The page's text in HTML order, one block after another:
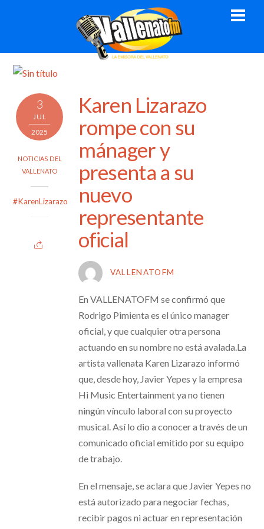
3
JUL
2025
NOTICIAS DEL
VALLENATO
#KarenLizarazo
Karen Lizarazo
rompe con su
mánager y
presenta a su
nuevo
representante
oficial
VALLENATOFM
En VALLENATOFM se confirmó que
Rodrigo Pimienta es el único manager
oficial, y que cualquier otra persona
actuando en su nombre no está avalada.La
artista vallenata Karen Lizarazo informó
que, desde hoy, Javier Yepes y la empresa
Hi Music Entertainment ya no tienen
ningún vínculo laboral con su proyecto
musical. Así lo dio a conocer a través de un
comunicado oficial emitido por su equipo
de trabajo.
En el mensaje, se aclara que Javier Yepes no
está autorizado para negociar fechas,
recibir pagos ni actuar en representación